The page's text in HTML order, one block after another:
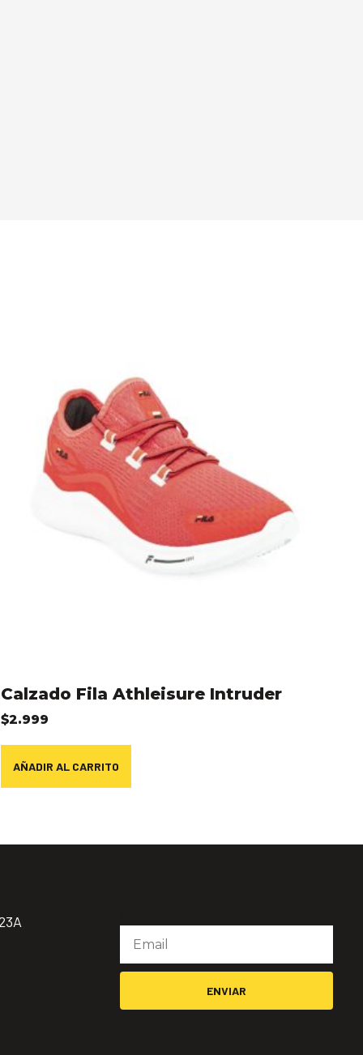
Calzado Fila Athleisure Intruder
$2.999
AÑADIR AL CARRITO
ENVIAR